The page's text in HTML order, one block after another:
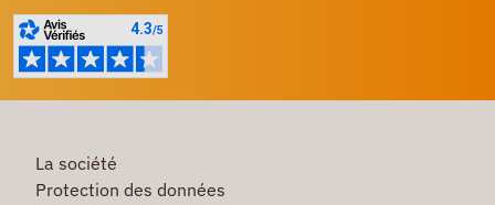
La société
Protection des données